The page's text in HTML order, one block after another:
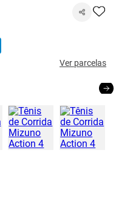
Ver parcelas